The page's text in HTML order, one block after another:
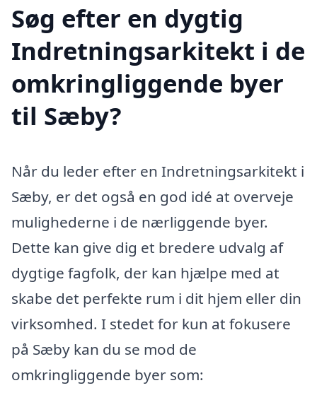
Søg efter en dygtig
Indretningsarkitekt i de
omkringliggende byer
til Sæby?
Når du leder efter en Indretningsarkitekt i
Sæby, er det også en god idé at overveje
mulighederne i de nærliggende byer.
Dette kan give dig et bredere udvalg af
dygtige fagfolk, der kan hjælpe med at
skabe det perfekte rum i dit hjem eller din
virksomhed. I stedet for kun at fokusere
på Sæby kan du se mod de
omkringliggende byer som: